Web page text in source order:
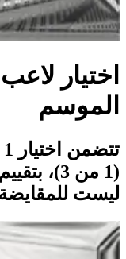
الموسم
ليست